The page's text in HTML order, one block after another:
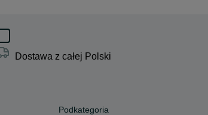
Dostawa z całej Polski
Podkategoria